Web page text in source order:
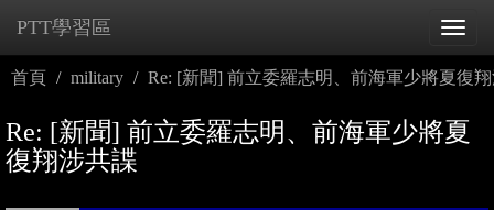
PTT學習區
首頁 military Re: [新聞] 前立委羅志明、前海軍少將夏復
Re: [新聞] 前立委羅志明、前海軍少將夏
復翔涉共諜